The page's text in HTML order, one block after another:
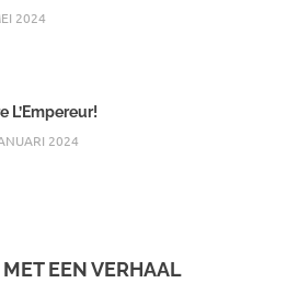
2024
L’Empereur!
2024
EEN VERHAAL